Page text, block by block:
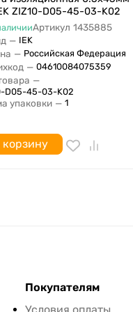
ZIZ10-D05-45-03-K02
Артикул 1435885
— IEK
— Российская Федерация
— 04610084075359
—
D05-45-03-K02
упаковки — 1
корзину
Покупателям
Условия оплаты